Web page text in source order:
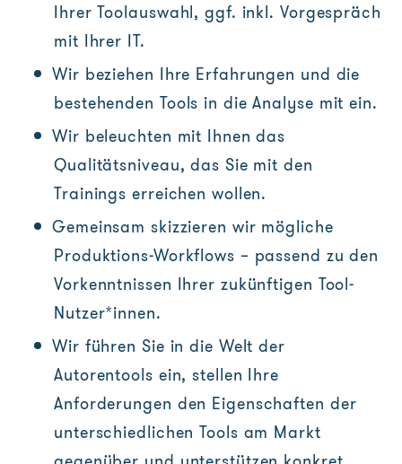
Ihrer Toolauswahl, ggf. inkl. Vorgespräch
mit Ihrer IT.
Wir beziehen Ihre Erfahrungen und die
bestehenden Tools in die Analyse mit ein.
Wir beleuchten mit Ihnen das
Qualitätsniveau, das Sie mit den
Trainings erreichen wollen.
Gemeinsam skizzieren wir mögliche
Produktions-Workflows – passend zu den
Vorkenntnissen Ihrer zukünftigen Tool-
Nutzer*innen.
Wir führen Sie in die Welt der
Autorentools ein, stellen Ihre
Anforderungen den Eigenschaften der
unterschiedlichen Tools am Markt